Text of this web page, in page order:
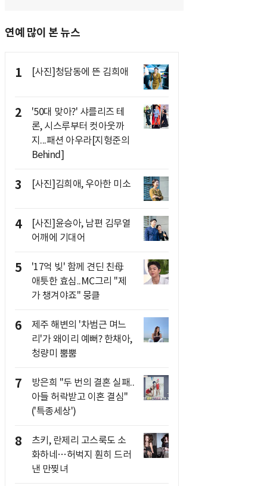
연예 많이 본 뉴스
1 [사진]청담동에 뜬 김희애
2
'50대 맞아?' 샤를리즈 테
론, 시스루부터 컷아웃까
지...패션 아우라[지형준의
Behind]
3 [사진]김희애, 우아한 미소
4
[사진]윤승아, 남편 김무열
어깨에 기대어
5
'17억 빚' 함께 견딘 친母
애틋한 효심..MC그리 "제
가 챙겨야죠" 뭉클
6
제주 해변의 '차범근 며느
리'가 왜이리 예뻐? 한채아,
청량미 뿜뿜
7
방은희 "두 번의 결혼 실패..
아들 허락받고 이혼 결심"
('특종세상')
8
츠키, 란제리 고스룩도 소
화하네…허벅지 훤히 드러
낸 만찢녀